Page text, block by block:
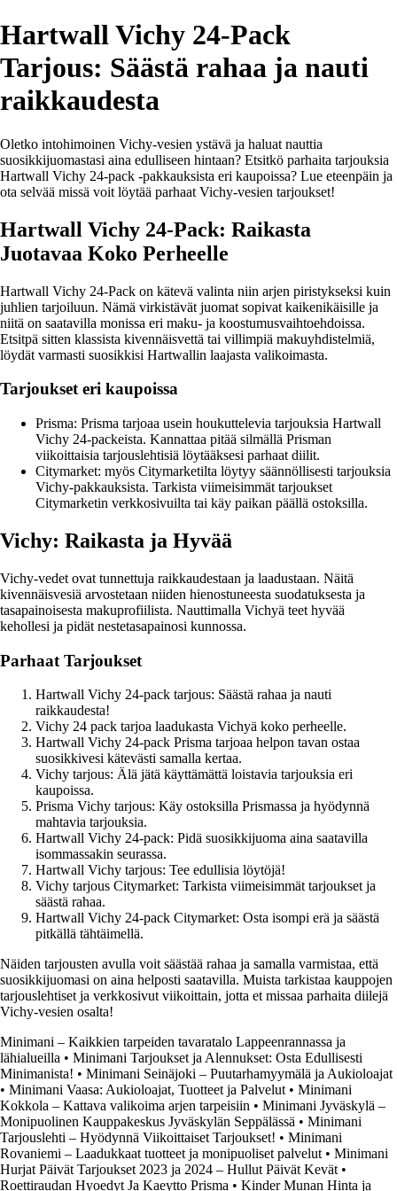
Hartwall Vichy 24-Pack
Tarjous: Säästä rahaa ja nauti
raikkaudesta
Oletko intohimoinen Vichy-vesien ystävä ja haluat nauttia
suosikkijuomastasi aina edulliseen hintaan? Etsitkö parhaita tarjouksia
Hartwall Vichy 24-pack -pakkauksista eri kaupoissa? Lue eteenpäin ja
ota selvää missä voit löytää parhaat Vichy-vesien tarjoukset!
Hartwall Vichy 24-Pack: Raikasta
Juotavaa Koko Perheelle
Hartwall Vichy 24-Pack on kätevä valinta niin arjen piristykseksi kuin
juhlien tarjoiluun. Nämä virkistävät juomat sopivat kaikenikäisille ja
niitä on saatavilla monissa eri maku- ja koostumusvaihtoehdoissa.
Etsitpä sitten klassista kivennäisvettä tai villimpiä makuyhdistelmiä,
löydät varmasti suosikkisi Hartwallin laajasta valikoimasta.
Tarjoukset eri kaupoissa
Prisma: Prisma tarjoaa usein houkuttelevia tarjouksia Hartwall
Vichy 24-packeista. Kannattaa pitää silmällä Prisman
viikoittaisia tarjouslehtisiä löytääksesi parhaat diilit.
Citymarket: myös Citymarketilta löytyy säännöllisesti tarjouksia
Vichy-pakkauksista. Tarkista viimeisimmät tarjoukset
Citymarketin verkkosivuilta tai käy paikan päällä ostoksilla.
Vichy: Raikasta ja Hyvää
Vichy-vedet ovat tunnettuja raikkaudestaan ja laadustaan. Näitä
kivennäisvesiä arvostetaan niiden hienostuneesta suodatuksesta ja
tasapainoisesta makuprofiilista. Nauttimalla Vichyä teet hyvää
kehollesi ja pidät nestetasapainosi kunnossa.
Parhaat Tarjoukset
Hartwall Vichy 24-pack tarjous: Säästä rahaa ja nauti
raikkaudesta!
Vichy 24 pack tarjoa laadukasta Vichyä koko perheelle.
Hartwall Vichy 24-pack Prisma tarjoaa helpon tavan ostaa
suosikkivesi kätevästi samalla kertaa.
Vichy tarjous: Älä jätä käyttämättä loistavia tarjouksia eri
kaupoissa.
Prisma Vichy tarjous: Käy ostoksilla Prismassa ja hyödynnä
mahtavia tarjouksia.
Hartwall Vichy 24-pack: Pidä suosikkijuoma aina saatavilla
isommassakin seurassa.
Hartwall Vichy tarjous: Tee edullisia löytöjä!
Vichy tarjous Citymarket: Tarkista viimeisimmät tarjoukset ja
säästä rahaa.
Hartwall Vichy 24-pack Citymarket: Osta isompi erä ja säästä
pitkällä tähtäimellä.
Näiden tarjousten avulla voit säästää rahaa ja samalla varmistaa, että
suosikkijuomasi on aina helposti saatavilla. Muista tarkistaa kauppojen
tarjouslehtiset ja verkkosivut viikoittain, jotta et missaa parhaita diilejä
Vichy-vesien osalta!
Minimani – Kaikkien tarpeiden tavaratalo Lappeenrannassa ja
lähialueilla • Minimani Tarjoukset ja Alennukset: Osta Edullisesti
Minimanista! • Minimani Seinäjoki – Puutarhamyymälä ja Aukioloajat
• Minimani Vaasa: Aukioloajat, Tuotteet ja Palvelut • Minimani
Kokkola – Kattava valikoima arjen tarpeisiin • Minimani Jyväskylä –
Monipuolinen Kauppakeskus Jyväskylän Seppälässä • Minimani
Tarjouslehti – Hyödynnä Viikoittaiset Tarjoukset! • Minimani
Rovaniemi – Laadukkaat tuotteet ja monipuoliset palvelut • Minimani
Hurjat Päivät Tarjoukset 2023 ja 2024 – Hullut Päivät Kevät •
Roettiraudan Hyoedyt Ja Kaeytto Prisma • Kinder Munan Hinta ja